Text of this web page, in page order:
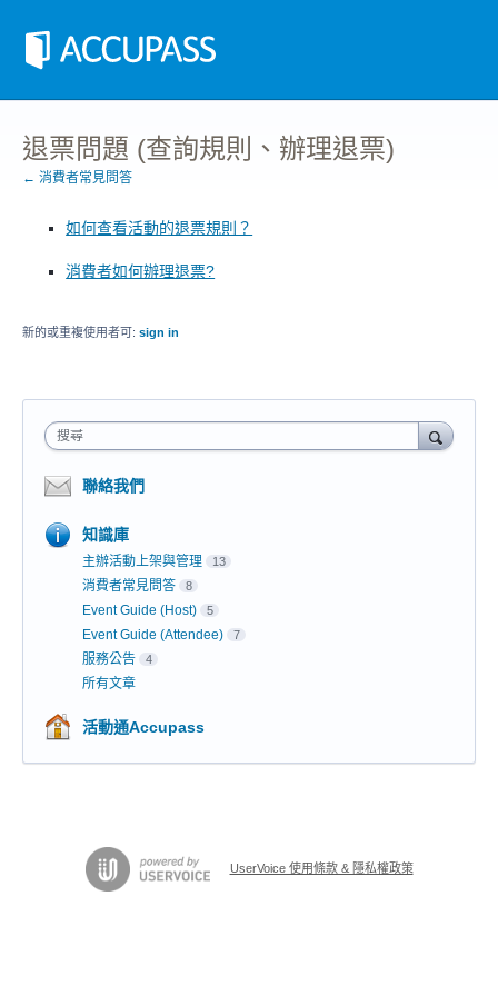
退票問題 (查詢規則、辦理退票)
← 消費者常見問答
如何查看活動的退票規則？
消費者如何辦理退票?
新的或重複使用者可: sign in
搜尋
聯絡我們
知識庫
主辦活動上架與管理 13
消費者常見問答 8
Event Guide (Host) 5
Event Guide (Attendee) 7
服務公告 4
所有文章
活動通Accupass
UserVoice 使用條款 & 隱私權政策